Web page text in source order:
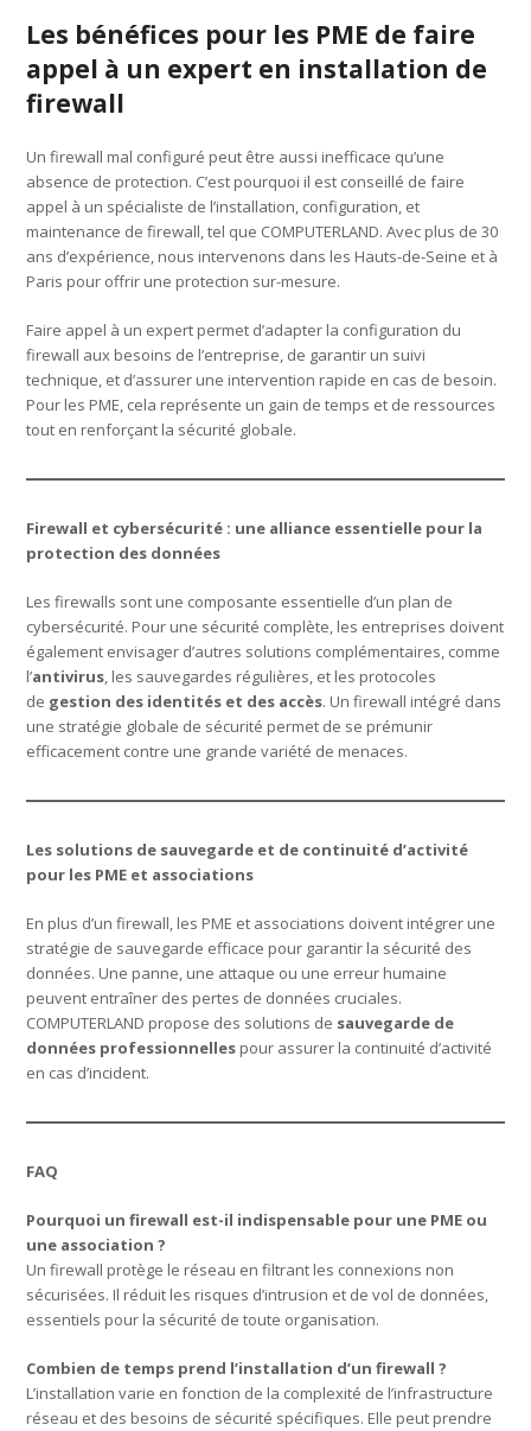
Les bénéfices pour les PME de faire
appel à un expert en installation de
firewall
Un firewall mal configuré peut être aussi inefficace qu’une
absence de protection. C’est pourquoi il est conseillé de faire
appel à un spécialiste de l’installation, configuration, et
maintenance de firewall, tel que COMPUTERLAND. Avec plus de 30
ans d’expérience, nous intervenons dans les Hauts-de-Seine et à
Paris pour offrir une protection sur-mesure.
Faire appel à un expert permet d’adapter la configuration du
firewall aux besoins de l’entreprise, de garantir un suivi
technique, et d’assurer une intervention rapide en cas de besoin.
Pour les PME, cela représente un gain de temps et de ressources
tout en renforçant la sécurité globale.
Firewall et cybersécurité : une alliance essentielle pour la
protection des données
Les firewalls sont une composante essentielle d’un plan de
cybersécurité. Pour une sécurité complète, les entreprises doivent
également envisager d’autres solutions complémentaires, comme
l’antivirus, les sauvegardes régulières, et les protocoles
de gestion des identités et des accès. Un firewall intégré dans
une stratégie globale de sécurité permet de se prémunir
efficacement contre une grande variété de menaces.
Les solutions de sauvegarde et de continuité d’activité
pour les PME et associations
En plus d’un firewall, les PME et associations doivent intégrer une
stratégie de sauvegarde efficace pour garantir la sécurité des
données. Une panne, une attaque ou une erreur humaine
peuvent entraîner des pertes de données cruciales.
COMPUTERLAND propose des solutions de sauvegarde de
données professionnelles pour assurer la continuité d’activité
en cas d’incident.
FAQ
Pourquoi un firewall est-il indispensable pour une PME ou
une association ?
Un firewall protège le réseau en filtrant les connexions non
sécurisées. Il réduit les risques d’intrusion et de vol de données,
essentiels pour la sécurité de toute organisation.
Combien de temps prend l’installation d’un firewall ?
L’installation varie en fonction de la complexité de l’infrastructure
réseau et des besoins de sécurité spécifiques. Elle peut prendre